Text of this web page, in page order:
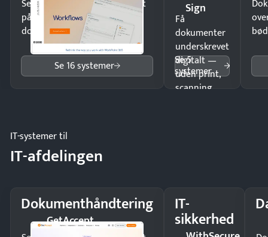
Send kontrakter til underskrift
på minutter og mist ingen
dokumenter.
Se 16 systemer
Sign
Få
dokumenter
underskrevet
digitalt —
uden print,
scanning
Se 5
systemer
IT-systemer til
IT-afdelingen
Dokumenthåndtering
GetAccept
IT-
sikkerhed